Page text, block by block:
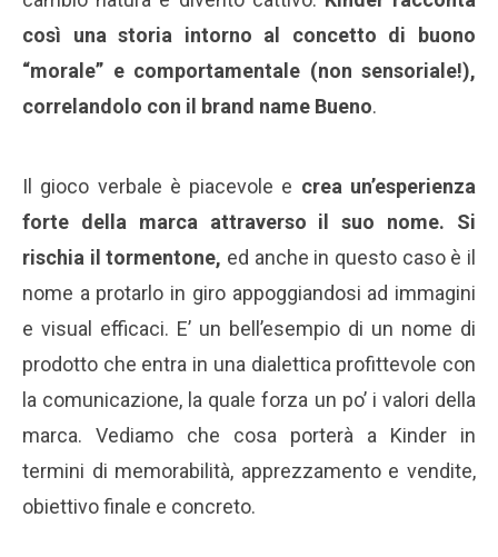
così una storia intorno al concetto di buono
“morale” e comportamentale (non sensoriale!),
correlandolo con il brand name Bueno.
Il gioco verbale è piacevole e crea un’esperienza
forte della marca attraverso il suo nome. Si
rischia il tormentone, ed anche in questo caso è il
nome a protarlo in giro appoggiandosi ad immagini
e visual efficaci. E’ un bell’esempio di un nome di
prodotto che entra in una dialettica profittevole con
la comunicazione, la quale forza un po’ i valori della
marca. Vediamo che cosa porterà a Kinder in
termini di memorabilità, apprezzamento e vendite,
obiettivo finale e concreto.